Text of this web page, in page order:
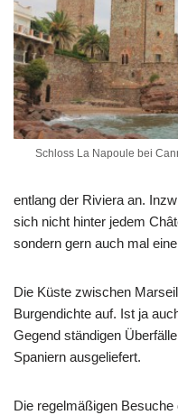
Schloss La Napoule bei
entlang der Riviera an.
sich nicht hinter jedem
sondern gern auch mal
Die Küste zwischen
Burgendichte auf. Ist ja
Gegend ständigen
Spaniern ausgeliefert.
Die regelmäßigen